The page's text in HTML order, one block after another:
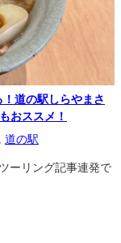
道の駅しらやまさ
おススメ！
道の駅
ーリング記事連発で